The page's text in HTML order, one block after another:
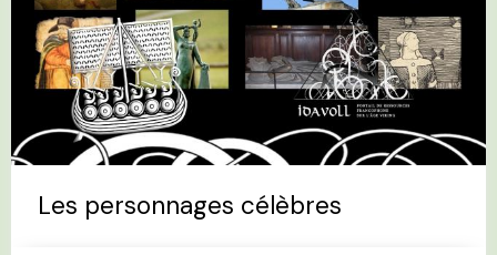
Les personnages célèbres